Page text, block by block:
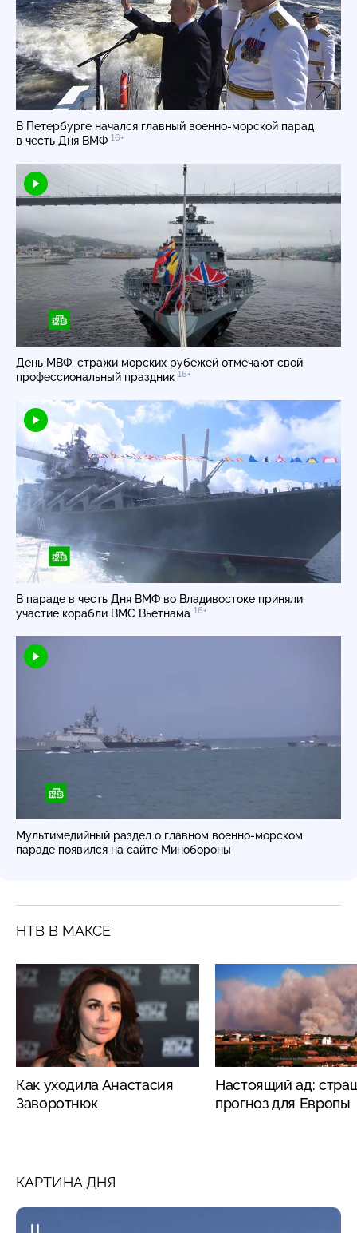
В Петербурге начался главный военно-морской парад
в честь Дня ВМФ 16+
День МВФ: стражи морских рубежей отмечают свой
профессиональный праздник 16+
В параде в честь Дня ВМФ во Владивостоке приняли
участие корабли ВМС Вьетнама 16+
Мультимедийный раздел о главном военно-морском
параде появился на сайте Минобороны
НТВ В МАКСЕ
Как уходила Анастасия
Заворотнюк
Настоящий ад:
прогноз для Европы
КАРТИНА ДНЯ